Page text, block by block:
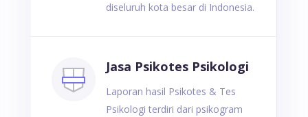
diseluruh kota besar di Indonesia.
Jasa Psikotes Psikologi
Laporan hasil Psikotes & Tes
Psikologi terdiri dari psikogram